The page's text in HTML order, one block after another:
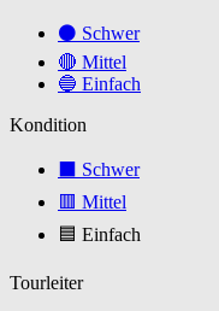
⚫ Schwer
🔴 Mittel
🔵 Einfach
Kondition
⬛ Schwer
🟥 Mittel
🟦 Einfach
Tourleiter